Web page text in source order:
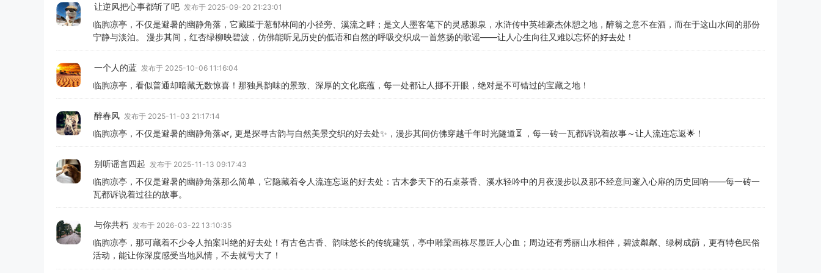
让逆风把心事都斩了吧 发布于 2025-09-20 21:23:01
临朐凉亭，不仅是避暑的幽静角落，它藏匿于葱郁林间的小径旁、溪流之畔；是文人墨客笔下的灵感源泉，水浒传中英雄豪杰休憩之地，醉翁之意不在酒，而在于这山水间的那份
宁静与淡泊。 漫步其间，红杏绿柳映碧波，仿佛能听见历史的低语和自然的呼吸交织成一首悠扬的歌谣——让人心生向往又难以忘怀的好去处！
一个人的蓝 发布于 2025-10-06 11:16:04
临朐凉亭，看似普通却暗藏无数惊喜！那独具韵味的景致、深厚的文化底蕴，每一处都让人挪不开眼，绝对是不可错过的宝藏之地！
醉春风 发布于 2025-11-03 21:17:14
临朐凉亭，不仅是避暑的幽静角落🌿, 更是探寻古韵与自然美景交织的好去处✨，漫步其间仿佛穿越千年时光隧道⏳ ，每一砖一瓦都诉说着故事～让人流连忘返🌟！
别听谣言四起 发布于 2025-11-13 09:17:43
临朐凉亭，不仅是避暑的幽静角落那么简单，它隐藏着令人流连忘返的好去处：古木参天下的石桌茶香、溪水轻吟中的月夜漫步以及那不经意间邃入心扉的历史回响——每一砖一
瓦都诉说着过往的故事。
与你共朽 发布于 2026-03-22 13:10:35
临朐凉亭，那可藏着不少令人拍案叫绝的好去处！有古色古香、韵味悠长的传统建筑，亭中雕梁画栋尽显匠人心血；周边还有秀丽山水相伴，碧波粼粼、绿树成荫，更有特色民俗
活动，能让你深度感受当地风情，不去就亏大了！